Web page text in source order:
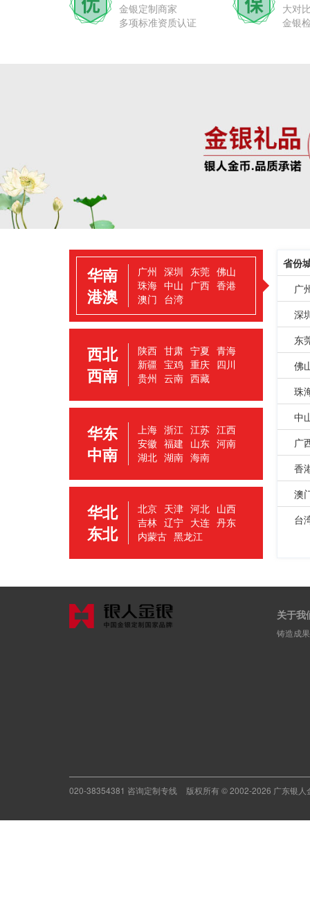
金银定制商家
多项标准资质认证
大对
金银
华南
港澳
广州 深圳 东莞 佛山
珠海 中山 广西 香港
澳门 台湾
西北
西南
陕西 甘肃 宁夏 青海
新疆 宝鸡 重庆 四川
贵州 云南 西藏
华东
中南
上海 浙江 江苏 江西
安徽 福建 山东 河南
湖北 湖南 海南
华北
东北
北京 天津 河北 山西
吉林 辽宁 大连 丹东
内蒙古 黑龙江
省份
广
深
东
佛
珠
中
广
香
澳
台
关于我
铸造成
020-38354381 咨询定制专线 版权所有 © 2002-2026 广东银人